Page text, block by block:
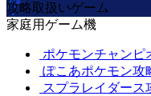
攻略取扱いゲーム
家庭用ゲーム機
ポケモンチャンピ
ぽこあポケモン攻
スプラレイダース